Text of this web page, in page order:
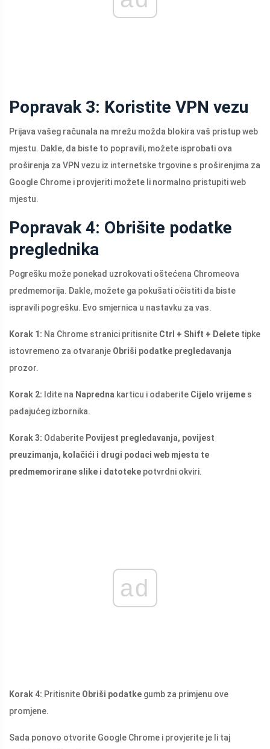
Popravak 3: Koristite VPN vezu
Prijava vašeg računala na mrežu možda blokira vaš pristup web
mjestu. Dakle, da biste to popravili, možete isprobati ova
proširenja za VPN vezu iz internetske trgovine s proširenjima za
Google Chrome i provjeriti možete li normalno pristupiti web
mjestu.
Popravak 4: Obrišite podatke
preglednika
Pogrešku može ponekad uzrokovati oštećena Chromeova
predmemorija. Dakle, možete ga pokušati očistiti da biste
ispravili pogrešku. Evo smjernica u nastavku za vas.
Korak 1: Na Chrome stranici pritisnite Ctrl + Shift + Delete tipke
istovremeno za otvaranje Obriši podatke pregledavanja
prozor.
Korak 2: Idite na Napredna karticu i odaberite Cijelo vrijeme s
padajućeg izbornika.
Korak 3: Odaberite Povijest pregledavanja, povijest
preuzimanja, kolačići i drugi podaci web mjesta te
predmemorirane slike i datoteke potvrdni okviri.
ad
Korak 4: Pritisnite Obriši podatke gumb za primjenu ove
promjene.
Sada ponovo otvorite Google Chrome i provjerite je li taj